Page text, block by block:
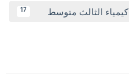
كيمياء الثالث متوسط 17